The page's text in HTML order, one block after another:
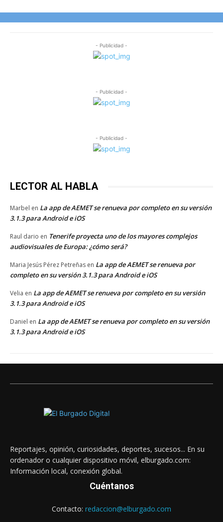
- Publicidad -
- Publicidad -
- Publicidad -
LECTOR AL HABLA
Marbel en La app de AEMET se renueva por completo en su versión
3.1.3 para Android e iOS
Raul dario en Tenerife proyecta uno de los mayores complejos
audiovisuales de Europa: ¿cómo será?
Maria Jesús Pérez Petreñas en La app de AEMET se renueva por
completo en su versión 3.1.3 para Android e iOS
Velia en La app de AEMET se renueva por completo en su versión
3.1.3 para Android e iOS
Daniel en La app de AEMET se renueva por completo en su versión
3.1.3 para Android e iOS
Reportajes, opinión, curiosidades, deportes, sucesos... En su
ordenador o cualquier dispositivo móvil, elburgado.com:
Información local, conexión global.
Cuéntanos
Contacto: redaccion@elburgado.com